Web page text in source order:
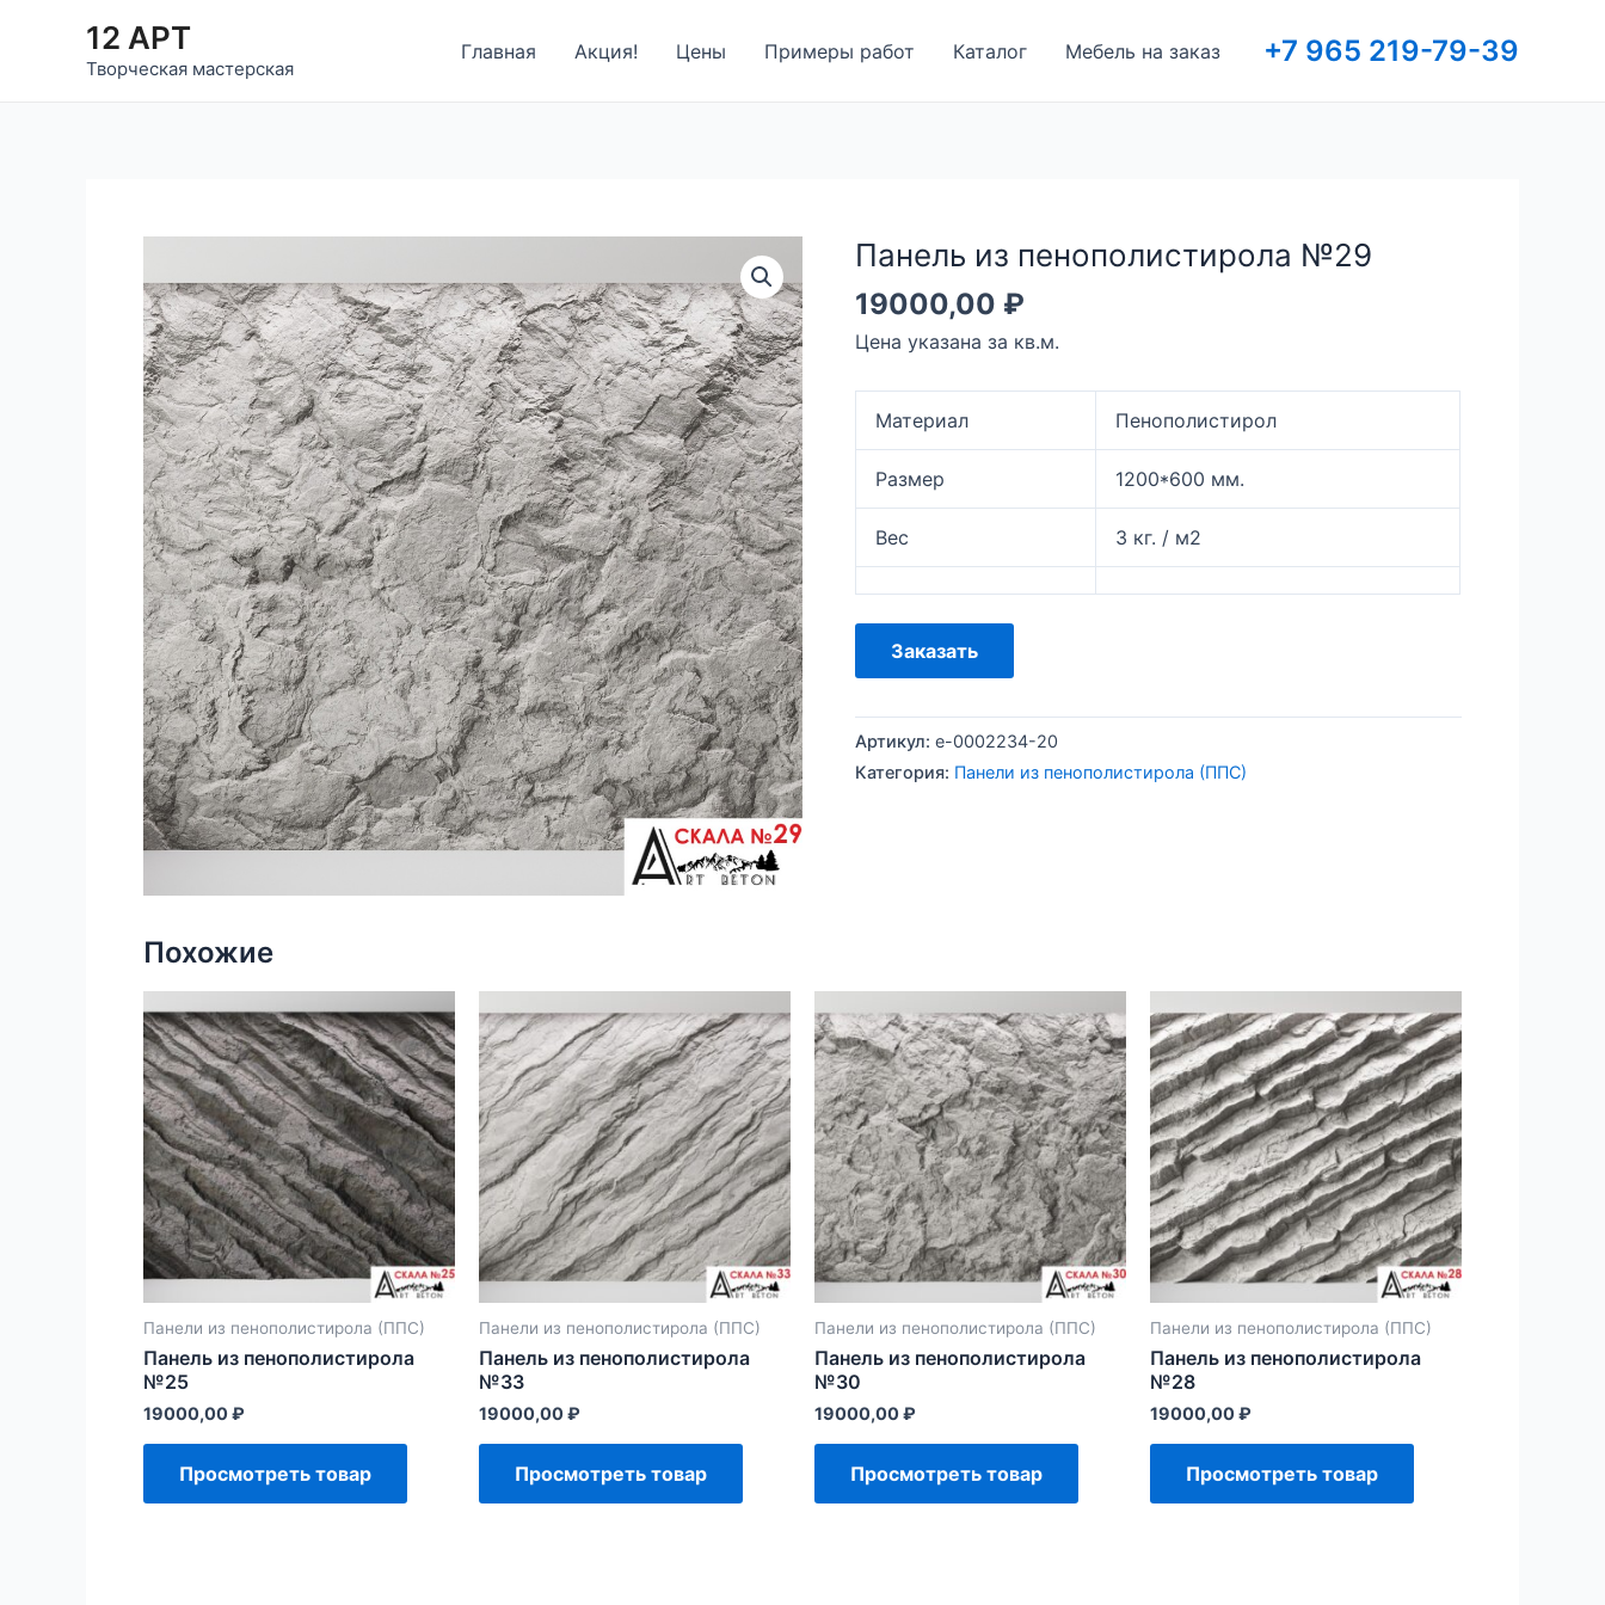
содержимому
12 АРТ
Творческая мастерская
Главная Акция! Цены Примеры работ Каталог Мебель на заказ +7 965 219-79-39
Панель из пенополистирола №29
19000,00 ₽
Цена указана за кв.м.
Материал Пенополистирол
Размер 1200*600 мм.
Вес 3 кг. / м2
Заказать
Артикул:e-0002234-20
Категория: Панели из пенополистирола (ППС)
Похожие
Панели из пенополистирола (ППС)
Панель из пенополистирола
№25
19000,00₽
Просмотреть товар
Панели из пенополистирола (ППС)
Панель из пенополистирола
№33
19000,00₽
Просмотреть товар
Панели из пенополистирола (ППС)
Панель из пенополистирола
№30
19000,00₽
Просмотреть товар
Панели из пенополистирола (ППС)
Панель из пенополистирола
№28
19000,00₽
Просмотреть товар